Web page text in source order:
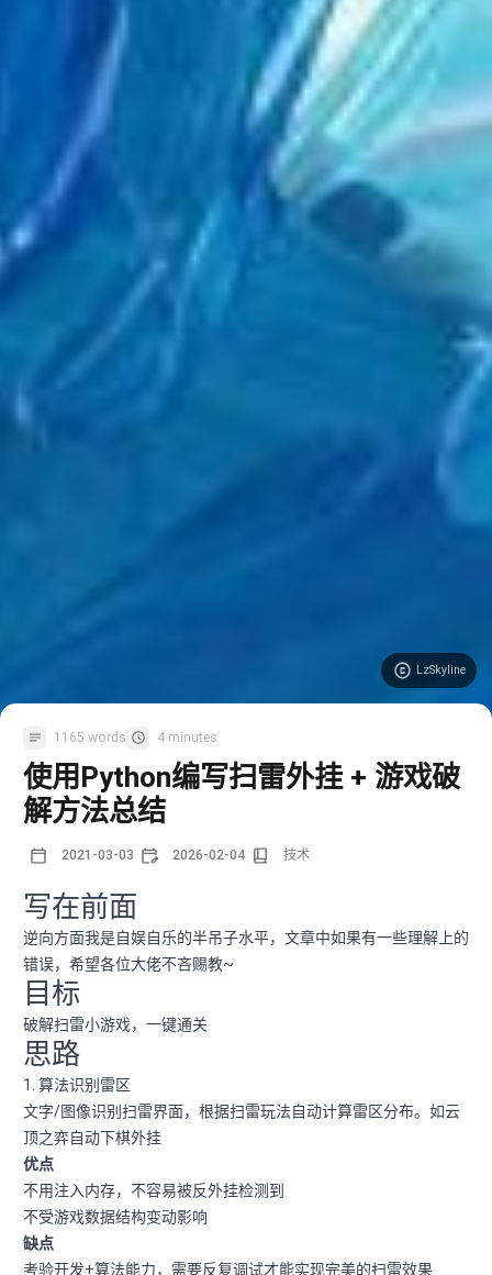
LzSkyline
1165 words 4 minutes
使用Python编写扫雷外挂 + 游戏破
解方法总结
2021-03-03 2026-02-04 技术
写在前面
逆向方面我是自娱自乐的半吊子水平，文章中如果有一些理解上的
错误，希望各位大佬不吝赐教~
目标
破解扫雷小游戏，一键通关
思路
1. 算法识别雷区
文字/图像识别扫雷界面，根据扫雷玩法自动计算雷区分布。如云
顶之弈自动下棋外挂
优点
不用注入内存，不容易被反外挂检测到
不受游戏数据结构变动影响
缺点
考验开发+算法能力，需要反复调试才能实现完美的扫雷效果